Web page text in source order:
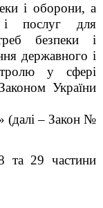
і оборони, а
послуг для
безпеки і
державного і
у сфері
України
(далі – Закон №
та 29 частини